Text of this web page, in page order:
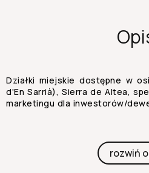
Działki miejskie dostępne w
d'En Sarrià), Sierra de Altea,
marketingu dla inwestorów/
rozwiń